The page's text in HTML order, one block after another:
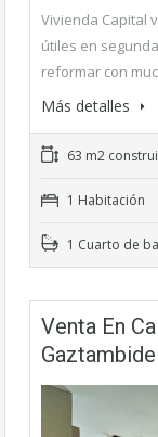
Vivienda Capital
útiles en
reformar con
Más detalles
63 m2
1 Habitación
1 Cuarto de
Venta En